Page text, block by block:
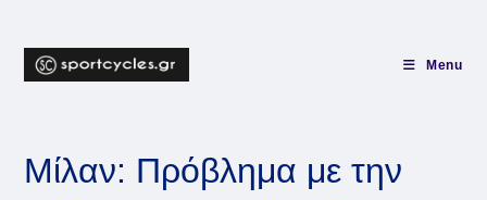
content
Menu
Μίλαν: Πρόβλημα με την